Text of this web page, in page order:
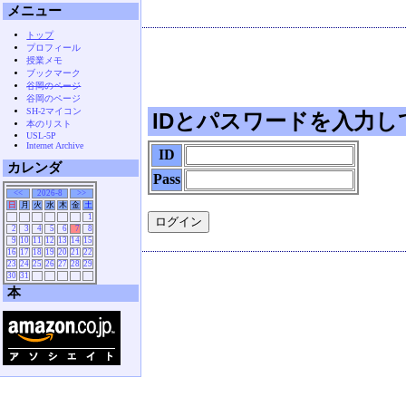
IDとパスワードを入力し
ID
Pass
メニュー
トップ
プロフィール
授業メモ
ブックマーク
谷岡のページ
谷岡のページ
SH-2マイコン
本のリスト
USL-5P
Internet Archive
カレンダ
<< 2026-8
>>
日
月 火 水 木 金
土
1
2
3 4 5 6 7
8
9 10 11 12 13 14 15
16 17 18 19 20 21
22
23 24 25 26 27 28 29
30 31
本